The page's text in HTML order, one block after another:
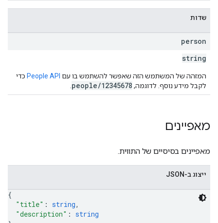
שדות
person
string
המזהה של המשתמש הזה שאפשר להשתמש בו עם People API כדי
לקבל מידע נוסף. לדוגמה, people/12345678
מאפיינים
מאפיינים בסיסיים של התווית.
ייצוג ב-JSON
{
"title" : string,
"description" : string